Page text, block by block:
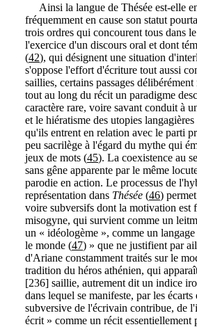
Ainsi la langue de Thésée est-elle
fréquemment en cause son statut
trois ordres qui concourent tous dans
l'exercice d'un discours oral et dont
(42), qui désignent une situation
s'oppose l'effort d'écriture tout aussi
saillies, certains passages délibérément
tout au long du récit un paradigme
caractère rare, voire savant conduit à
et le hiératisme des utopies
qu'ils entrent en relation avec le parti
peu sacrilège à l'égard du mythe qui
jeux de mots (45). La coexistence au
sans gêne apparente par le même
parodie en action. Le processus de
représentation dans Thésée (46)
voire subversifs dont la motivation est
misogyne, qui survient comme un
un « idéologème », comme un
le monde (47) » que ne justifient par
d'Ariane constamment traités sur le
tradition du héros athénien, qui
[236] saillie, autrement dit un indice
dans lequel se manifeste, par les
subversive de l'écrivain contribue, de
écrit » comme un récit essentiellement